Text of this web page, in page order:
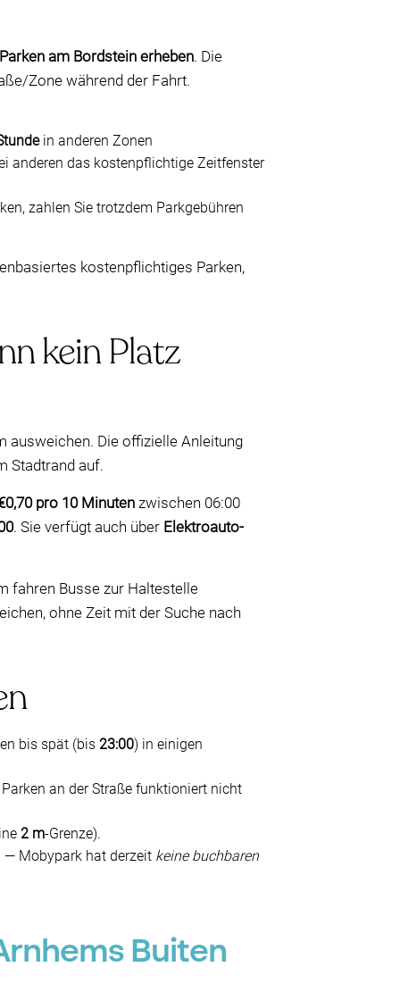
am Bordstein erheben. Die
Zone während der Fahrt.
in anderen Zonen
anderen das kostenpflichtige Zeitfenster
zahlen Sie trotzdem Parkgebühren
kostenpflichtiges Parken,
kein Platz
ausweichen. Die offizielle Anleitung
Stadtrand auf.
pro 10 Minuten zwischen 06:00
. Sie verfügt auch über Elektroauto-
fahren Busse zur Haltestelle
ohne Zeit mit der Suche nach
bis spät (bis 23:00) in einigen
an der Straße funktioniert nicht
2 m-Grenze).
Mobypark hat derzeit keine buchbaren
Buiten